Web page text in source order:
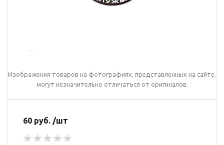
Изображения товаров на фотографиях, представленных на сайте,
могут незначительно отличаться от оригиналов.
60 руб. /шт